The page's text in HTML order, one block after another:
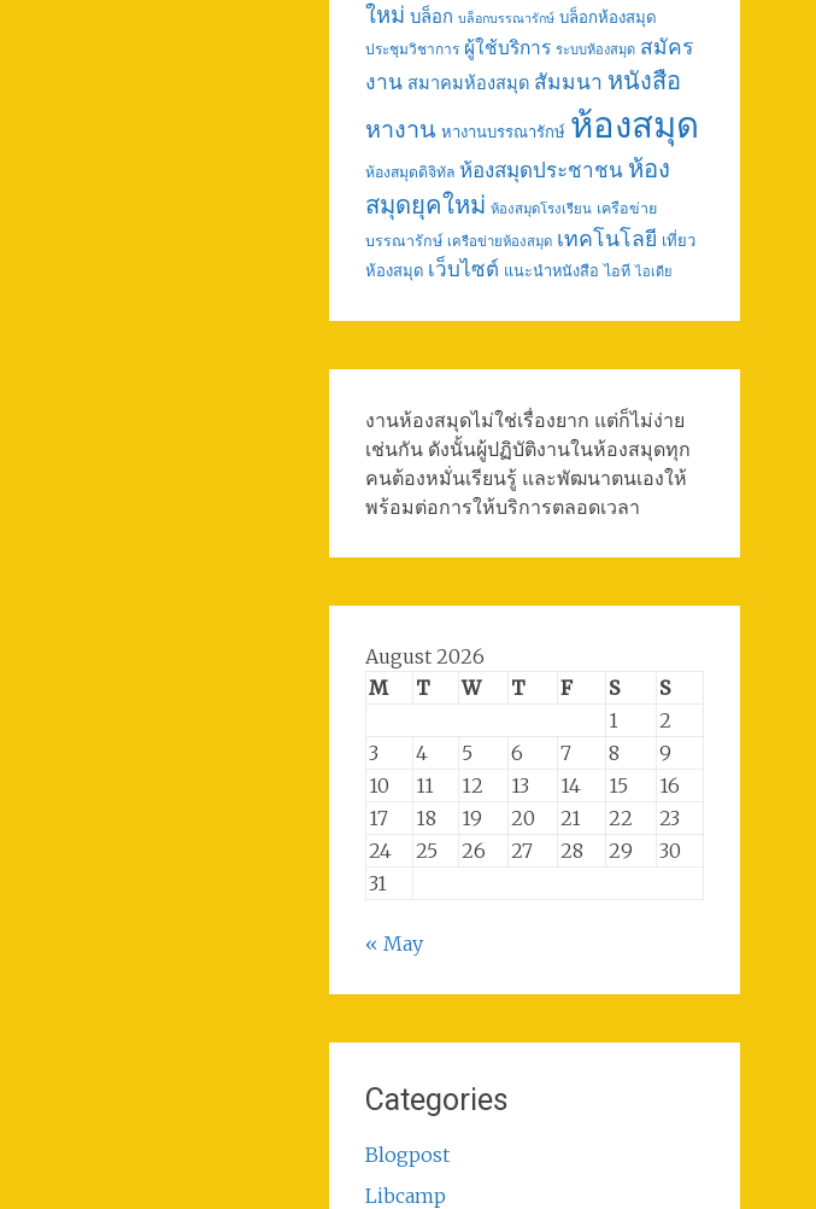
ใหม่ บล็อก บล็อกบรรณารักษ์ บล็อกห้องสมุด
ประชุมวิชาการ ผู้ใช้บริการ ระบบห้องสมุด สมัคร
งาน สมาคมห้องสมุด สัมมนา หนังสือ
หางาน หางานบรรณารักษ์ ห้องสมุด
ห้องสมุดดิจิทัล ห้องสมุดประชาชน ห้อง
สมุดยุคใหม่ ห้องสมุดโรงเรียน เครือข่าย
บรรณารักษ์ เครือข่ายห้องสมุด เทคโนโลยี เที่ยว
ห้องสมุด เว็บไซต์ แนะนำหนังสือ ไอที ไอเดีย
งานห้องสมุดไม่ใช่เรื่องยาก แต่ก็ไม่ง่าย
เช่นกัน ดังนั้นผู้ปฏิบัติงานในห้องสมุดทุก
คนต้องหมั่นเรียนรู้ และพัฒนาตนเองให้
พร้อมต่อการให้บริการตลอดเวลา
August 2026
M
T W T F S
S
1
2
3
4 5 6 7 8
9
10
11 12 13 14 15
16
17
18 19 20 21 22
23
24
25 26 27 28 29
30
31
« May
Categories
Blogpost
Libcamp